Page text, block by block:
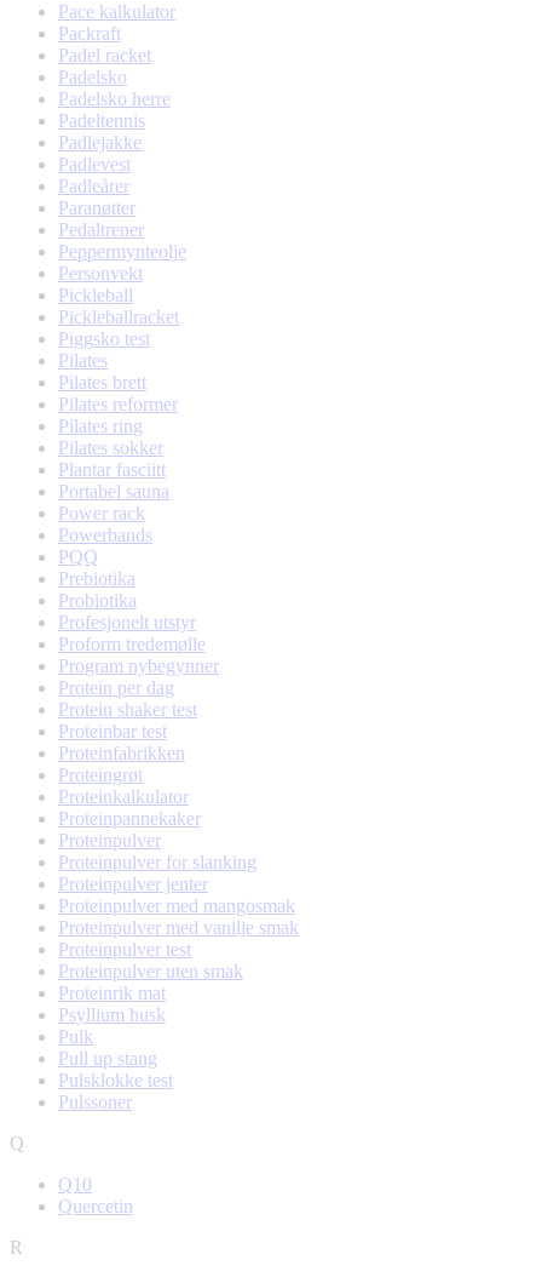
Pace kalkulator
Packraft
Padel racket
Padelsko
Padelsko herre
Padeltennis
Padlejakke
Padlevest
Padleårer
Paranøtter
Pedaltrener
Peppermynteolje
Personvekt
Pickleball
Pickleballracket
Piggsko test
Pilates
Pilates brett
Pilates reformer
Pilates ring
Pilates sokker
Plantar fasciitt
Portabel sauna
Power rack
Powerbands
PQQ
Prebiotika
Probiotika
Profesjonelt utstyr
Proform tredemølle
Program nybegynner
Protein per dag
Protein shaker test
Proteinbar test
Proteinfabrikken
Proteingrøt
Proteinkalkulator
Proteinpannekaker
Proteinpulver
Proteinpulver for slanking
Proteinpulver jenter
Proteinpulver med mangosmak
Proteinpulver med vanilje smak
Proteinpulver test
Proteinpulver uten smak
Proteinrik mat
Psyllium husk
Pulk
Pull up stang
Pulsklokke test
Pulssoner
Q
Q10
Quercetin
R